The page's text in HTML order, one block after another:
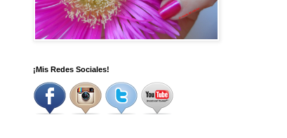
¡Mis Redes Sociales!